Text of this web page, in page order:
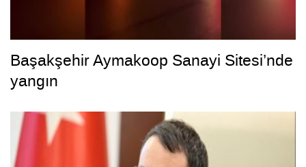
Başakşehir Aymakoop Sanayi Sitesi’nde
yangın